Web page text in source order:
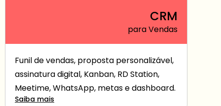
CRM
para Vendas
Funil de vendas, proposta personalizável,
assinatura digital, Kanban, RD Station,
Meetime, WhatsApp, metas e dashboard.
Saiba mais